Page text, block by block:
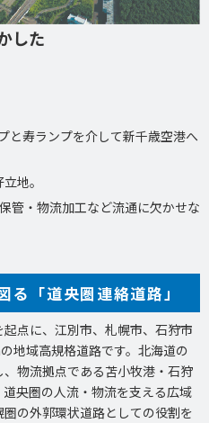
した
と寿ランプを介して新千歳空港へ
地。
管・物流加工など流通に欠かせな
る「道央圏連絡道路」
点に、江別市、札幌市、石狩市
地域高規格道路です。北海道の
物流拠点である苫小牧港・石狩
央圏の人流・物流を支える広域
の外郭環状道路としての役割を